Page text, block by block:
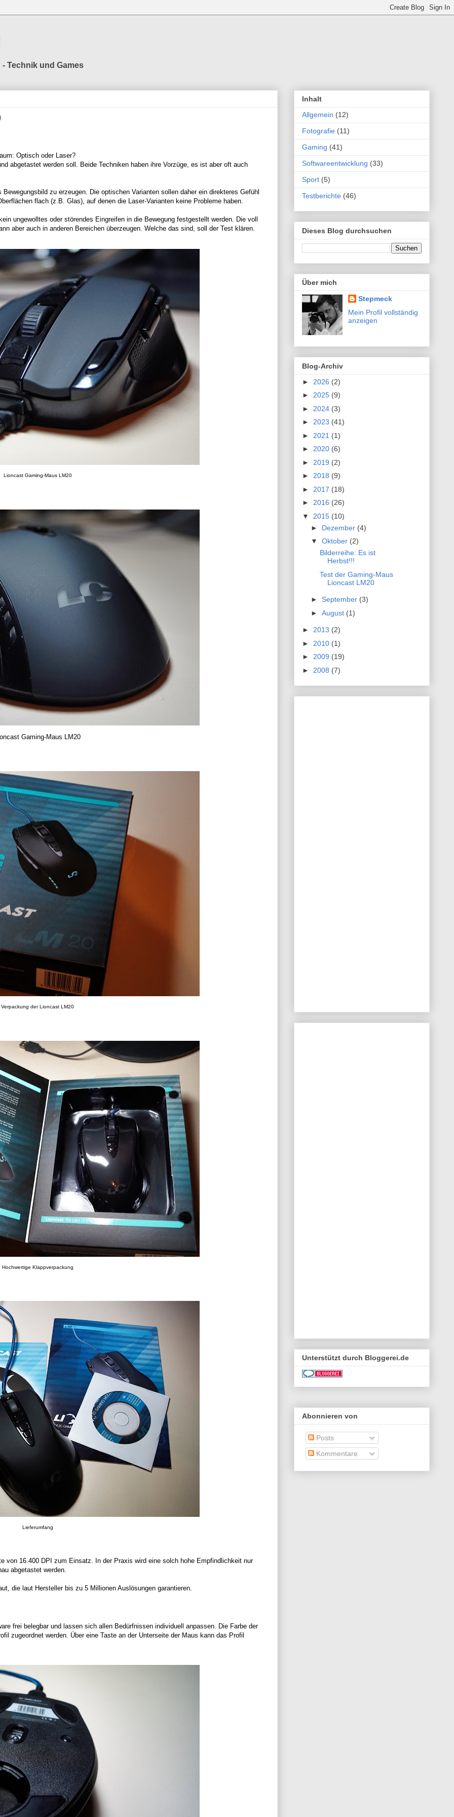
Technik und Games
Optisch oder Laser?
abgetastet werden soll. Beide Techniken haben ihre Vorzüge, es ist aber oft auch
zu erzeugen. Die optischen Varianten sollen daher ein direkteres Gefühl
flach (z.B. Glas), auf denen die Laser-Varianten keine Probleme haben.
ungewolltes oder störendes Eingreifen in die Bewegung festgestellt werden. Die voll
aber auch in anderen Bereichen überzeugen. Welche das sind, soll der Test klären.
Lioncast Gaming-Maus LM20
Gaming-Maus LM20
Verpackung der Lioncast LM20
Hochwertige Klappverpackung
Lieferumfang
von 16.400 DPI zum Einsatz. In der Praxis wird eine solch hohe Empfindlichkeit nur
abgetastet werden.
die laut Hersteller bis zu 5 Millionen Auslösungen garantieren.
frei belegbar und lassen sich allen Bedürfnissen individuell anpassen. Die Farbe der
zugeordnet werden. Über eine Taste an der Unterseite der Maus kann das Profil
Inhalt
Allgemein (12)
Fotografie (11)
Gaming (41)
Softwareentwicklung (33)
Sport (5)
Testberichte (46)
Dieses Blog durchsuchen
Über mich
Stepmeck
Mein Profil vollständig
anzeigen
Blog-Archiv
► 2026 (2)
► 2025 (9)
► 2024 (3)
► 2023 (41)
► 2021 (1)
► 2020 (6)
► 2019 (2)
► 2018 (9)
► 2017 (18)
► 2016 (26)
▼ 2015 (10)
► Dezember (4)
▼ Oktober (2)
Bilderreihe: Es ist
Herbst!!!
Test der Gaming-Maus
Lioncast LM20
► September (3)
► August (1)
► 2013 (2)
► 2010 (1)
► 2009 (19)
► 2008 (7)
Unterstützt durch Bloggerei.de
Abonnieren von
Posts
Kommentare